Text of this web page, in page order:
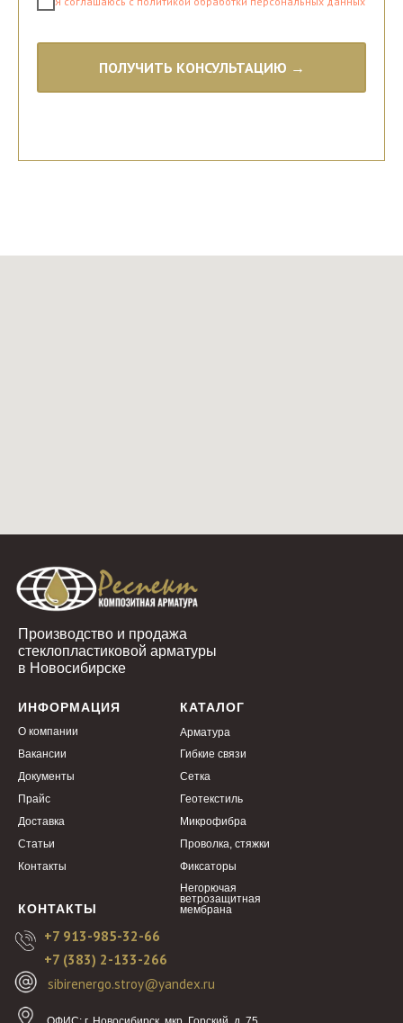
ПОЛУЧИТЬ КОНСУЛЬТАЦИЮ →
ИНФОРМАЦИЯ КАТАЛОГ
Производство и продажа
стеклопластиковой арматуры
в Новосибирске
+7 913-985-32-66
КОНТАКТЫ
sibirenergo.stroy@yandex.ru
+7 (383) 2-133-266
О компании
Вакансии
Документы
Прайс
Доставка
Статьи
Арматура
Гибкие связи
Сетка
Геотекстиль
Микрофибра
Проволка, стяжки
Фиксаторы
Негорючая
ветрозащитная
мембрана
Контакты